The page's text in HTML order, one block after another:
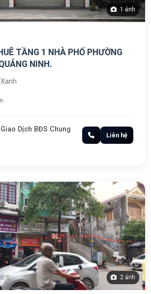
1 ảnh
TẦNG 1 NHÀ PHỐ PHƯỜNG
NINH.
Dịch BĐS Chung
Liên hệ
2 ảnh